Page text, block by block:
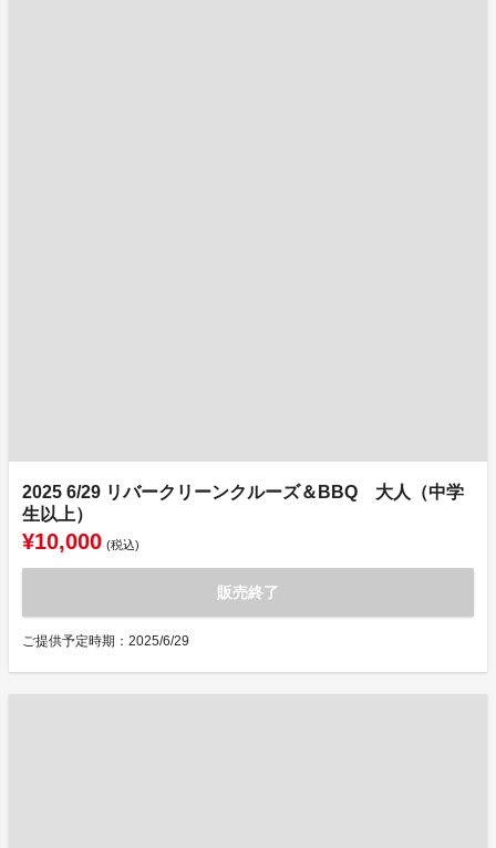
2025 6/29 リバークリーンクルーズ＆BBQ 大人（中学
生以上）
¥10,000 (税込)
販売終了
ご提供予定時期：2025/6/29